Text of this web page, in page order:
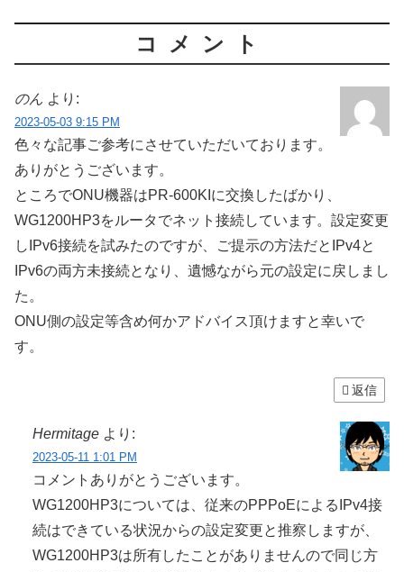
コメント
のん より:
2023-05-03 9:15 PM
色々な記事ご参考にさせていただいております。
ありがとうございます。
ところでONU機器はPR-600KIに交換したばかり、
WG1200HP3をルータでネット接続しています。設定変更
しIPv6接続を試みたのですが、ご提示の方法だとIPv4と
IPv6の両方未接続となり、遺憾ながら元の設定に戻しまし
た。
ONU側の設定等含め何かアドバイス頂けますと幸いで
す。
返信
Hermitage より:
2023-05-11 1:01 PM
コメントありがとうございます。
WG1200HP3については、従来のPPPoEによるIPv4接
続はできている状況からの設定変更と推察しますが、
WG1200HP3は所有したことがありませんので同じ方